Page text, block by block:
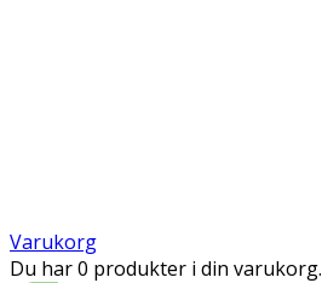
Varukorg
Du har 0 produkter i din varukorg.